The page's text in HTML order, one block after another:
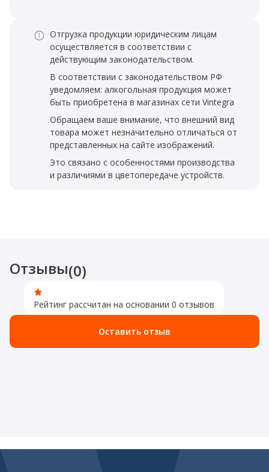
Отгрузка продукции юридическим лицам
осуществляется в соответствии с
действующим законодательством.
В соответствии с законодательством РФ
уведомляем: алкогольная продукция может
быть приобретена в магазинах сети Vintegra
Обращаем ваше внимание, что внешний вид
товара может незначительно отличаться от
представленных на сайте изображений.
Это связано с особенностями производства
и различиями в цветопередаче устройств.
Отзывы(0)
Рейтинг рассчитан на основании 0 отзывов
Оставить отзыв